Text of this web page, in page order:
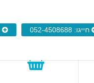
חייגו: 052-4508688